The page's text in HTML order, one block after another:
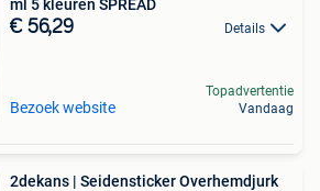
ml 5 kleuren SPREAD
€ 56,29 Details
Bezoek website
Topadvertentie
Vandaag
2dekans | Seidensticker Overhemdjurk